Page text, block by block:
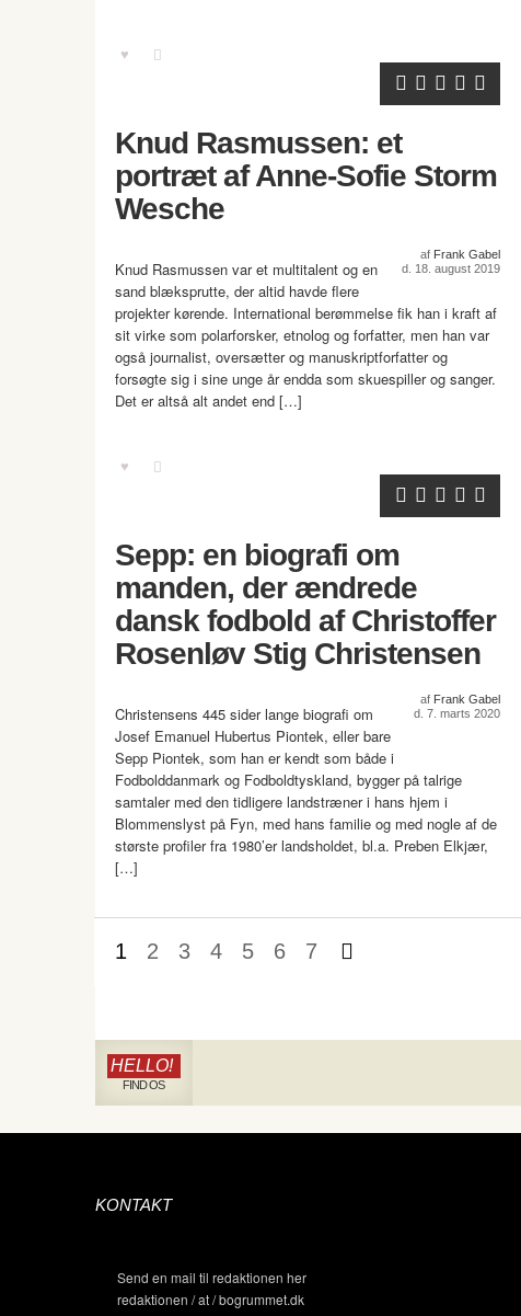
Knud Rasmussen: et
portræt af Anne-Sofie Storm
Wesche
af Frank Gabel
d. 18. august 2019
Knud Rasmussen var et multitalent og en
sand blæksprutte, der altid havde flere
projekter kørende. International berømmelse fik han i kraft af
sit virke som polarforsker, etnolog og forfatter, men han var
også journalist, oversætter og manuskriptforfatter og
forsøgte sig i sine unge år endda som skuespiller og sanger.
Det er altså alt andet end […]
Sepp: en biografi om
manden, der ændrede
dansk fodbold af Christoffer
Rosenløv Stig Christensen
af Frank Gabel
d. 7. marts 2020
Christensens 445 sider lange biografi om
Josef Emanuel Hubertus Piontek, eller bare
Sepp Piontek, som han er kendt som både i
Fodbolddanmark og Fodboldtyskland, bygger på talrige
samtaler med den tidligere landstræner i hans hjem i
Blommenslyst på Fyn, med hans familie og med nogle af de
største profiler fra 1980’er landsholdet, bl.a. Preben Elkjær,
[…]
1 2 3 4 5 6 7
HELLO!
FIND OS
KONTAKT
Send en mail til redaktionen her
redaktionen / at / bogrummet.dk